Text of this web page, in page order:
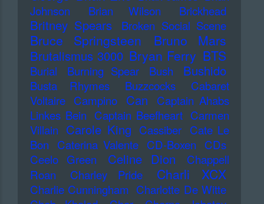
Johnson
Brian Wilson Brickhead
Britney Spears Broken Social Scene
Bruce Springsteen Bruno Mars
Brutalismus 3000 Bryan Ferry BTS
Burial Burning Spear Bush Bushido
Busta Rhymes Buzzcocks
Cabaret
Voltaire Campino Can
Captain Ahabs
Linkes Bein Captain Beefheart Carmen
Villain Carole King Cassiber Cate Le
Bon
Caterina Valente CD-Boxen
CDs
Ceelo Green
Celine Dion
Chappell
Roan
Charley Pride Charli XCX
Charlie Cunningham Charlotte De Witte